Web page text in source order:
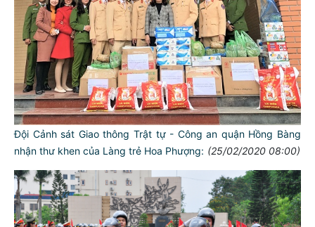
Đội Cảnh sát Giao thông Trật tự - Công an quận Hồng Bàng
nhận thư khen của Làng trẻ Hoa Phượng: (25/02/2020 08:00)